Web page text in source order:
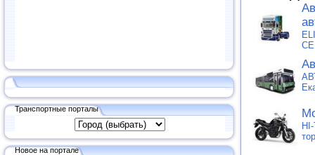
Транспортные порталы
Новое на портале